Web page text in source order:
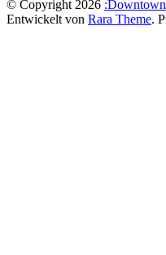
© Copyright 2026
Entwickelt von Rara Theme.